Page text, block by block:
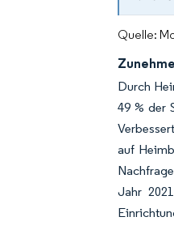
Quelle:
Durch
49 % der
auf
Jahr